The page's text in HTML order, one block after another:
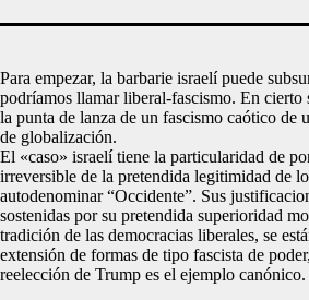
Para empezar, la barbarie israelí puede
podríamos llamar liberal-fascismo. En cierto
la punta de lanza de un fascismo caótico de
de globalización.
El «caso» israelí tiene la particularidad de
irreversible de la pretendida legitimidad de
autodenominar “Occidente”. Sus
sostenidas por su pretendida superioridad
tradición de las democracias liberales, se
extensión de formas de tipo fascista de
reelección de Trump es el ejemplo canónico.